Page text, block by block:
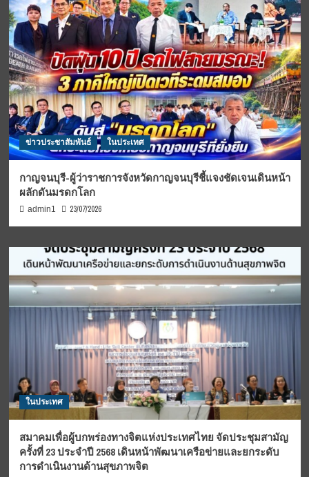
ข่าวประชาสัมพันธ์ ในประเทศ
กาญจนบุรี-ผู้ว่าราชการจังหวัดกาญจนบุรีชี้แจงชัดเจนเดินหน้า
ผลักดันมรดกโลก
admin1 23/07/2026
ในประเทศ
สมาคมเพื่อผู้บกพร่องทางจิตแห่งประเทศไทย จัดประชุมสามัญ
ครั้งที่ 23 ประจำปี 2568 เดินหน้าพัฒนาเครือข่ายและยกระดับ
การดำเนินงานด้านสุขภาพจิต